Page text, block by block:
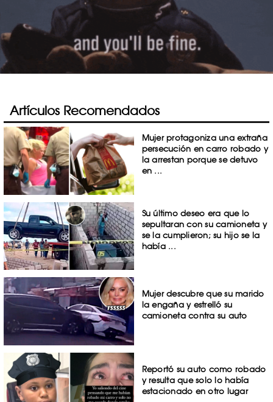
Artículos Recomendados
Mujer protagoniza una extraña
persecución en carro robado y
la arrestan porque se detuvo
en ...
Su último deseo era que lo
sepultaran con su camioneta y
se la cumplieron; su hijo se la
había ...
Mujer descubre que su marido
la engaña y estrelló su
camioneta contra su auto
Reportó su auto como robado
y resulta que solo lo había
estacionado en otro lugar